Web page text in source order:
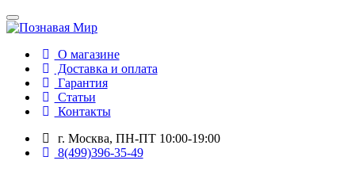
О магазине
Доставка и оплата
Гарантия
Статьи
Контакты
г. Москва, ПН-ПТ 10:00-19:00
8(499)396-35-49